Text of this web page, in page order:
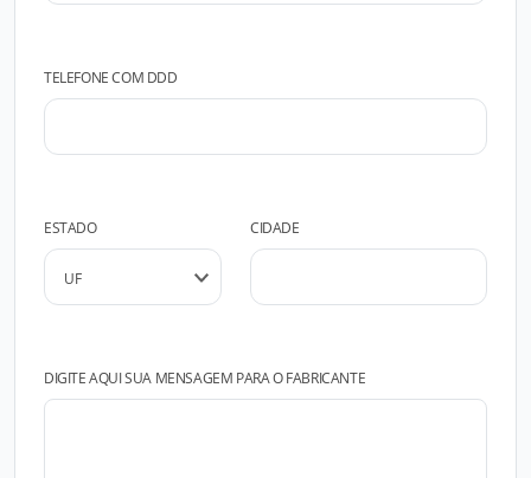
TELEFONE COM DDD
ESTADO CIDADE
DIGITE AQUI SUA MENSAGEM PARA O FABRICANTE